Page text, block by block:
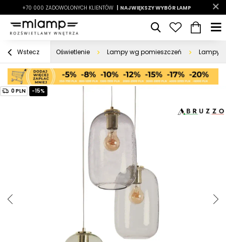
-7% LATO7
+70 000 ZADOWOLONYCH KLIENTÓW | NAJWIĘKSZY WYBÓR LAMP
| |
Wstecz Oświetlenie Lampy wg pomieszczeń Lampy
0 PLN -15%